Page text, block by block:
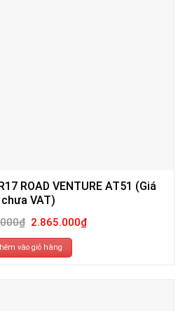
ROAD VENTURE AT51 (Giá
chưa VAT)
₫ Giá
gốc
là:
2.965.000₫.
2.865.000₫Giá
hiện
vào giỏ hàng